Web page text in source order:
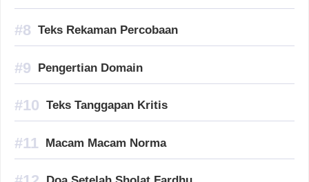
Teks Rekaman Percobaan
Pengertian Domain
Teks Tanggapan Kritis
Macam Macam Norma